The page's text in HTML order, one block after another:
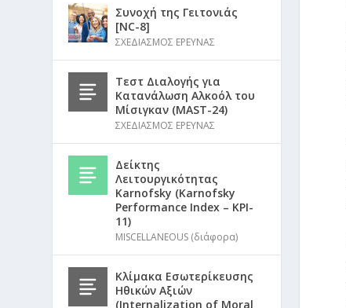
Συνοχή της Γειτονιάς
[NC-8]
ΣΧΕΔΙΑΣΜΟΣ ΕΡΕΥΝΑΣ
Τεστ Διαλογής για
Κατανάλωση Αλκοόλ του
Μίσιγκαν (MAST-24)
ΣΧΕΔΙΑΣΜΟΣ ΕΡΕΥΝΑΣ
Δείκτης
Λειτουργικότητας
Karnofsky (Karnofsky
Performance Index – KPI-
11)
MISCELLANEOUS (διάφορα)
Κλίμακα Εσωτερίκευσης
Ηθικών Αξιών
(Internalization of Moral